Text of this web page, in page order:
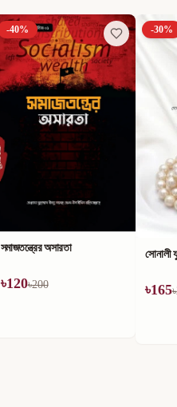
-40%
সমাজতন্ত্রের অসারতা
৳120৳200
-30%
সোনালী
৳165৳